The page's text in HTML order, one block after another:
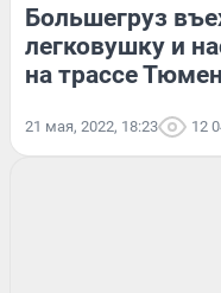
Большегруз
легковушку и
на трассе
21 мая, 2022, 18:23 12